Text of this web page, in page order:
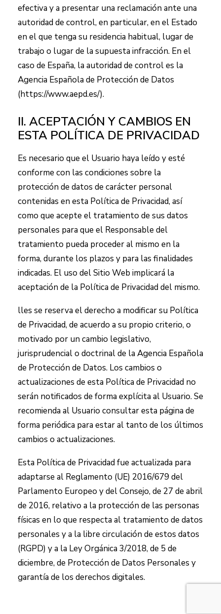
efectiva y a presentar una reclamación ante una
autoridad de control, en particular, en el Estado
en el que tenga su residencia habitual, lugar de
trabajo o lugar de la supuesta infracción. En el
caso de España, la autoridad de control es la
Agencia Española de Protección de Datos
(https://www.aepd.es/).
II. ACEPTACIÓN Y CAMBIOS EN
ESTA POLÍTICA DE PRIVACIDAD
Es necesario que el Usuario haya leído y esté
conforme con las condiciones sobre la
protección de datos de carácter personal
contenidas en esta Política de Privacidad, así
como que acepte el tratamiento de sus datos
personales para que el Responsable del
tratamiento pueda proceder al mismo en la
forma, durante los plazos y para las finalidades
indicadas. El uso del Sitio Web implicará la
aceptación de la Política de Privacidad del mismo.
lles se reserva el derecho a modificar su Política
de Privacidad, de acuerdo a su propio criterio, o
motivado por un cambio legislativo,
jurisprudencial o doctrinal de la Agencia Española
de Protección de Datos. Los cambios o
actualizaciones de esta Política de Privacidad no
serán notificados de forma explícita al Usuario. Se
recomienda al Usuario consultar esta página de
forma periódica para estar al tanto de los últimos
cambios o actualizaciones.
Esta Política de Privacidad fue actualizada para
adaptarse al Reglamento (UE) 2016/679 del
Parlamento Europeo y del Consejo, de 27 de abril
de 2016, relativo a la protección de las personas
físicas en lo que respecta al tratamiento de datos
personales y a la libre circulación de estos datos
(RGPD) y a la Ley Orgánica 3/2018, de 5 de
diciembre, de Protección de Datos Personales y
garantía de los derechos digitales.